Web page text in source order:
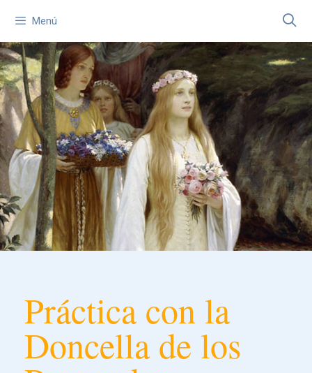
Menú
Práctica con la
Doncella de los